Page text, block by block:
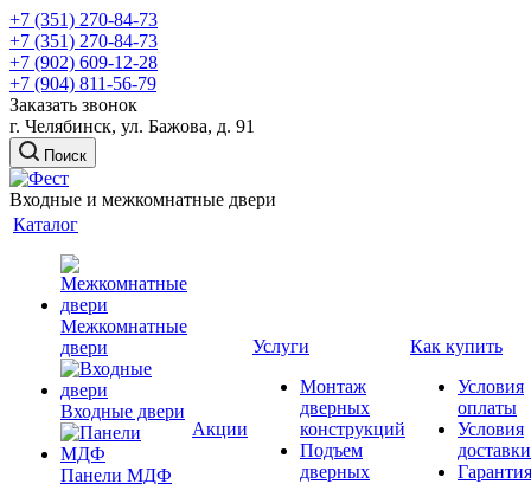
+7 (351) 270-84-73
+7 (351) 270-84-73
+7 (902) 609-12-28
+7 (904) 811-56-79
Заказать звонок
г. Челябинск, ул. Бажова, д. 91
Поиск
Входные и межкомнатные двери
Каталог
Межкомнатные
двери
Входные двери
Панели МДФ
Акции
Услуги
Монтаж
дверных
конструкций
Подъем
дверных
Как купить
Условия
оплаты
Условия
доставки
Гарантия